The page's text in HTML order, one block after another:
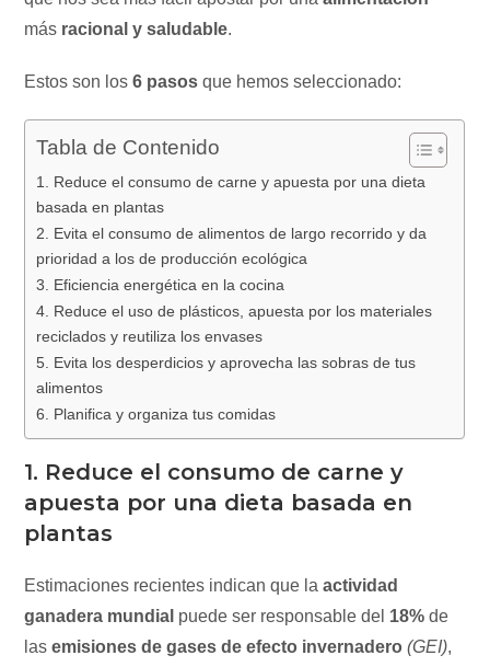
más racional y saludable.
Estos son los6 pasos que hemos seleccionado:
Tabla de Contenido
1. Reduce el consumo de carne y apuesta por una dieta
basada en plantas
2. Evita el consumo de alimentos de largo recorrido y da
prioridad a los de producción ecológica
3. Eficiencia energética en la cocina
4. Reduce el uso de plásticos, apuesta por los materiales
reciclados y reutiliza los envases
5. Evita los desperdicios y aprovecha las sobras de tus
alimentos
6. Planifica y organiza tus comidas
1. Reduce el consumo de carne y
apuesta por una dieta basada en
plantas
Estimaciones recientes indican que laactividad
ganadera mundial puede ser responsable del 18% de
lasemisiones de gases de efecto invernadero (GEI),